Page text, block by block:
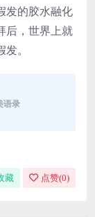
发的胶水融化
后，世界上就
。
语录
藏 点赞(0)